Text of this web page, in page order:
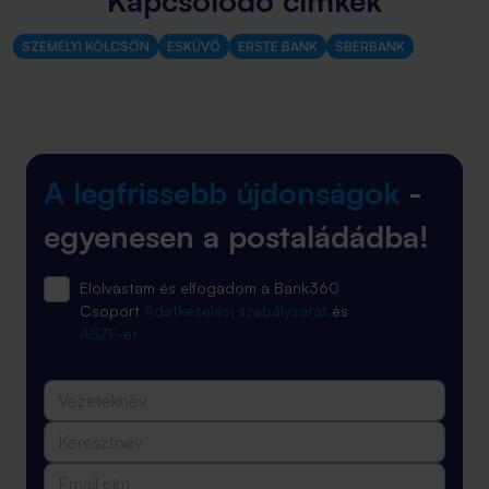
SZEMÉLYI KÖLCSÖN ESKÜVŐ ERSTE BANK SBERBANK
A legfrissebb újdonságok -
egyenesen a postaládádba!
Elolvastam és elfogadom a Bank360
Csoport Adatkezelési szabályzatát és
ÁSZF-ét